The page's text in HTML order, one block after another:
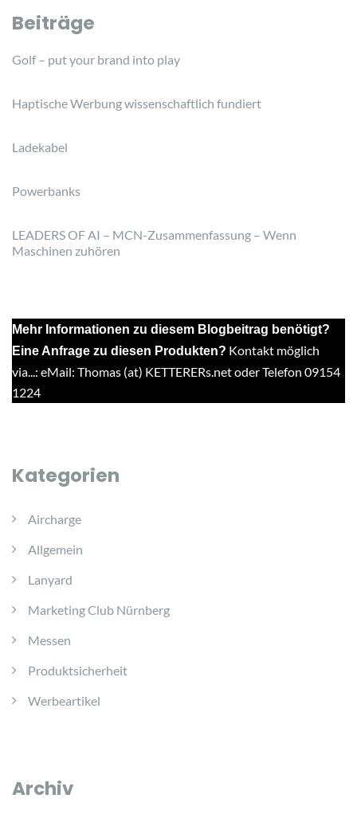
Beiträge
Golf – put your brand into play
Haptische Werbung wissenschaftlich fundiert
Ladekabel
Powerbanks
LEADERS OF AI – MCN-Zusammenfassung – Wenn
Maschinen zuhören
Mehr Informationen zu diesem Blogbeitrag benötigt?
Eine Anfrage zu diesen Produkten? Kontakt möglich
via...: eMail: Thomas (at) KETTERERs.net oder Telefon 09154
1224
Kategorien
Aircharge
Allgemein
Lanyard
Marketing Club Nürnberg
Messen
Produktsicherheit
Werbeartikel
Archiv